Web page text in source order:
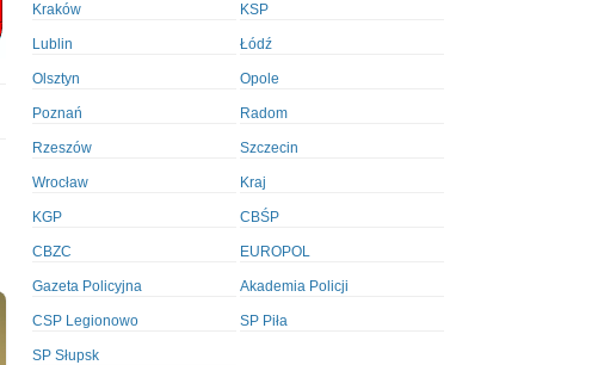
Kraków KSP
Lublin Łódź
Olsztyn Opole
Poznań Radom
Rzeszów Szczecin
Wrocław Kraj
KGP CBŚP
CBZC EUROPOL
Gazeta Policyjna Akademia Policji
CSP Legionowo SP Piła
SP Słupsk